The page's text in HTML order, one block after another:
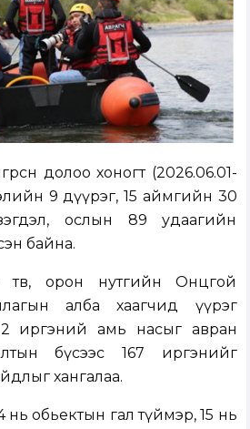
долоо хоногт (2026.06.01-
9 дүүрэг, 15 аймгийн 30
ослын 89 удаагийн
байна.
төв, орон нутгийн Онцгой
алба хаагчид үүрэг
иргэний амь насыг авран
бүсээс 167 иргэнийг
хангалаа.
обьектын гал түймэр, 15 нь